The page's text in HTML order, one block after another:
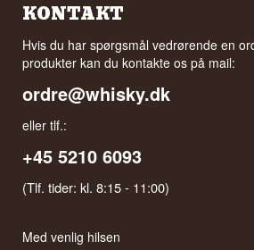
KONTAKT
Hvis du har spørgsmål vedrørende en
produkter kan du kontakte os på mail:
ordre@whisky.dk
eller tlf.:
+45 5210 6093
(Tlf. tider: kl. 8:15 - 11:00)
Med venlig hilsen